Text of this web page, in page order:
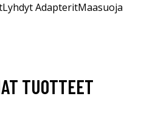
AdapteritMaasuoja
TUOTTEET